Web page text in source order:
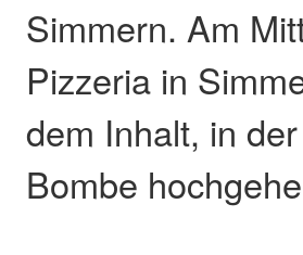
Simmern. Am
Pizzeria in
dem Inhalt, in
Bombe